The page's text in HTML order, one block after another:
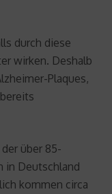
durch diese
wirken. Deshalb
Plaques,
über 85-
in Deutschland
kommen circa